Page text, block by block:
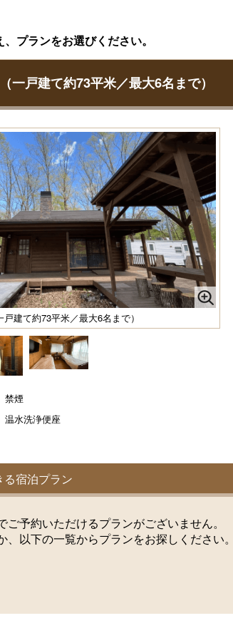
プランをお選びください。
一戸建て約73平米／最大6名まで）
建て約73平米／最大6名まで）
禁煙
温水洗浄便座
る宿泊プラン
ご予約いただけるプランがございません。
、以下の一覧からプランをお探しください。